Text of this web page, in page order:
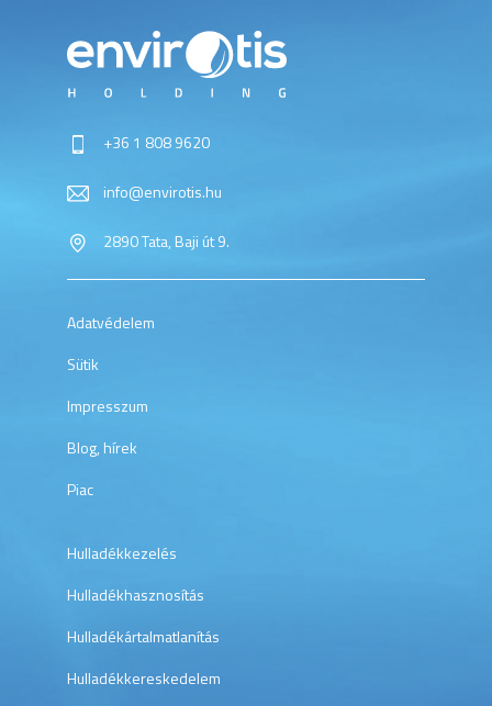
+36 1 808 9620
info@envirotis.hu
2890 Tata, Baji út 9.
Adatvédelem
Sütik
Impresszum
Blog, hírek
Piac
Hulladékkezelés
Hulladékhasznosítás
Hulladékártalmatlanítás
Hulladékkereskedelem